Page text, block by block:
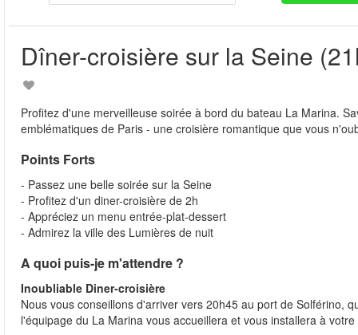
Dîner-croisière sur la Seine
Profitez d'une merveilleuse soirée à bord du bateau La Marina.
emblématiques de Paris - une croisière romantique que vous
Points Forts
- Passez une belle soirée sur la Seine
- Profitez d'un diner-croisière de 2h
- Appréciez un menu entrée-plat-dessert
- Admirez la ville des Lumières de nuit
A quoi puis-je m'attendre ?
Inoubliable Diner-croisière
Nous vous conseillons d'arriver vers 20h45 au port de Solférino,
l'équipage du La Marina vous accueillera et vous installera à